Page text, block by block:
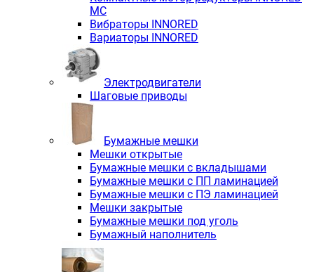
MC
Вибраторы INNORED
Вариаторы INNORED
Электродвигатели
Шаговые приводы
Бумажные мешки
Мешки открытые
Бумажные мешки с вкладышами
Бумажные мешки с ПП ламинацией
Бумажные мешки с ПЭ ламинацией
Мешки закрытые
Бумажные мешки под уголь
Бумажный наполнитель